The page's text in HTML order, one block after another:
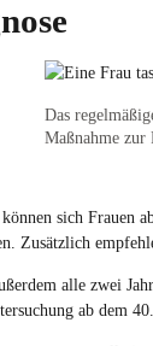
Das
Maßnahme zur
sich
Zusätzlich
alle zwei
ab dem